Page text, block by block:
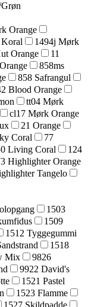
Orange
Koral
1494j Mørk
Orange
11
858ms
858 Safrangul
Blood Orange
tt04 Mørk
cl17 Mørk Orange
21 Orange
Coral
77
Living Coral
124
Highlighter Orange
Tangelo
1503
1509
1512 Tyggegummi
1518
Mix
9826
9922 David's
1521 Pastel
1523 Flamme